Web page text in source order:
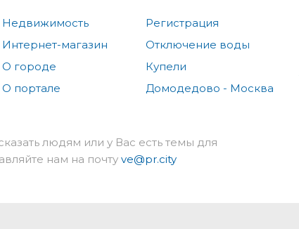
Недвижимость
Интернет-магазин
О городе
О портале
Регистрация
Отключение воды
Купели
Домодедово - Москва
людям или у Вас есть темы для
нам на почту ve@pr.city